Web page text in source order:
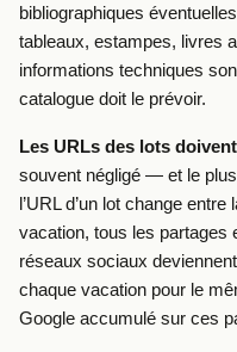
bibliographiques
tableaux, estampes, livres
informations techniques
catalogue doit le prévoir.
Les URLs des lots
souvent négligé — et le
l’URL d’un lot change
vacation, tous les partages
réseaux sociaux
chaque vacation pour le
Google accumulé sur ces